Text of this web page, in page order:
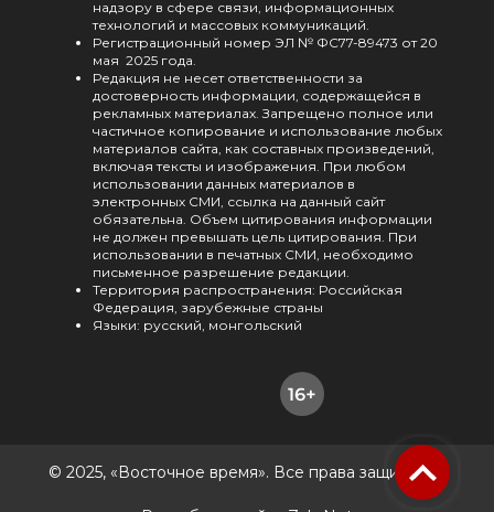
надзору в сфере связи, информационных
технологий и массовых коммуникаций.
Регистрационный номер ЭЛ № ФС77-89473 от 20
мая 2025 года.
Редакция не несет ответственности за
достоверность информации, содержащейся в
рекламных материалах. Запрещено полное или
частичное копирование и использование любых
материалов сайта, как составных произведений,
включая тексты и изображения. При любом
использовании данных материалов в
электронных СМИ, ссылка на данный сайт
обязательна. Объем цитирования информации
не должен превышать цель цитирования. При
использовании в печатных СМИ, необходимо
письменное разрешение редакции.
Территория распространения: Российская
Федерация, зарубежные страны
Языки: русский, монгольский
© 2025, «Восточное время». Все права защищены.